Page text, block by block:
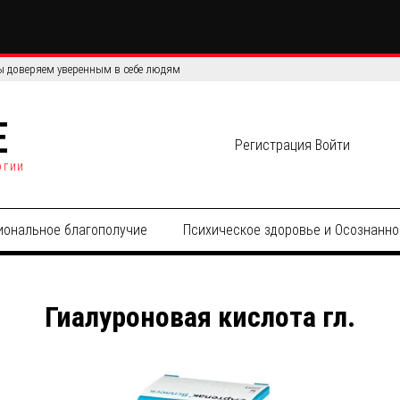
уверенным в себе людям
Регистрация Войти
благополучие Психическое здоровье и
Гиалуроновая кислота гл.